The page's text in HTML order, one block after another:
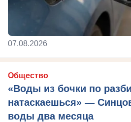
07.08.2026
Общество
«Воды из бочки по
натаскаешься» —
воды два месяца